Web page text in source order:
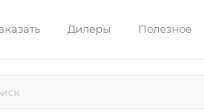
Дилеры Полезное